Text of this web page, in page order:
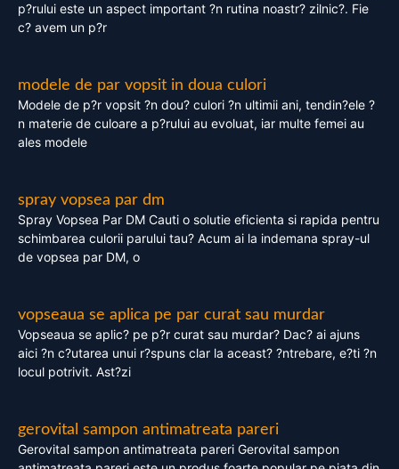
p?rului este un aspect important ?n rutina noastr? zilnic?. Fie
c? avem un p?r
modele de par vopsit in doua culori
Modele de p?r vopsit ?n dou? culori ?n ultimii ani, tendin?ele ?
n materie de culoare a p?rului au evoluat, iar multe femei au
ales modele
spray vopsea par dm
Spray Vopsea Par DM Cauti o solutie eficienta si rapida pentru
schimbarea culorii parului tau? Acum ai la indemana spray-ul
de vopsea par DM, o
vopseaua se aplica pe par curat sau murdar
Vopseaua se aplic? pe p?r curat sau murdar? Dac? ai ajuns
aici ?n c?utarea unui r?spuns clar la aceast? ?ntrebare, e?ti ?n
locul potrivit. Ast?zi
gerovital sampon antimatreata pareri
Gerovital sampon antimatreata pareri Gerovital sampon